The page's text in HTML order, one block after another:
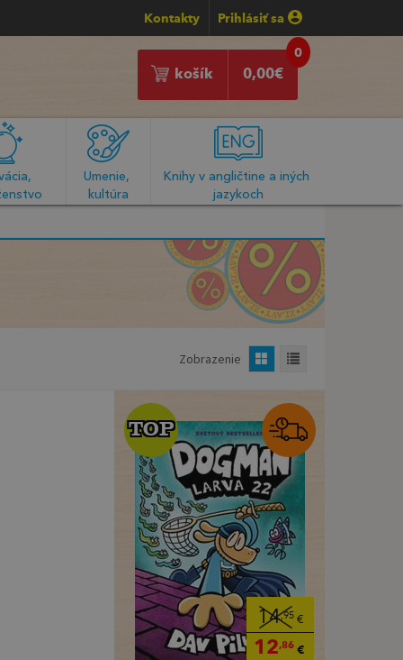
Kontakty Prihlásiť sa
0
0,00€
košík
Umenie,
kultúra
Knihy v angličtine a iných
jazykoch
Zobrazenie
14,95 €
12,86 €
TOP
TOP